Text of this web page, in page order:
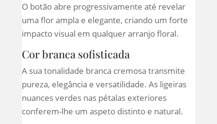
O botão abre progressivamente até revelar
uma flor ampla e elegante, criando um forte
impacto visual em qualquer arranjo floral.
Cor branca sofisticada
A sua tonalidade branca cremosa transmite
pureza, elegância e versatilidade. As ligeiras
nuances verdes nas pétalas exteriores
conferem-lhe um aspeto distinto e natural.